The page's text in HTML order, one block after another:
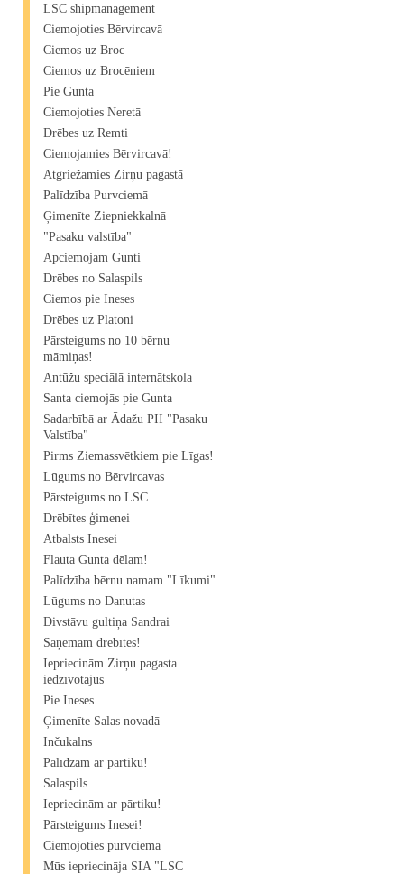
LSC shipmanagement
Ciemojoties Bērvircavā
Ciemos uz Broc
Ciemos uz Brocēniem
Pie Gunta
Ciemojoties Neretā
Drēbes uz Remti
Ciemojamies Bērvircavā!
Atgriežamies Zirņu pagastā
Palīdzība Purvciemā
Ģimenīte Ziepniekkalnā
"Pasaku valstība"
Apciemojam Gunti
Drēbes no Salaspils
Ciemos pie Ineses
Drēbes uz Platoni
Pārsteigums no 10 bērnu
māmiņas!
Antūžu speciālā internātskola
Santa ciemojās pie Gunta
Sadarbībā ar Ādažu PII "Pasaku
Valstība"
Pirms Ziemassvētkiem pie Līgas!
Lūgums no Bērvircavas
Pārsteigums no LSC
Drēbītes ģimenei
Atbalsts Inesei
Flauta Gunta dēlam!
Palīdzība bērnu namam "Līkumi"
Lūgums no Danutas
Divstāvu gultiņa Sandrai
Saņēmām drēbītes!
Iepriecinām Zirņu pagasta
iedzīvotājus
Pie Ineses
Ģimenīte Salas novadā
Inčukalns
Palīdzam ar pārtiku!
Salaspils
Iepriecinām ar pārtiku!
Pārsteigums Inesei!
Ciemojoties purvciemā
Mūs iepriecināja SIA "LSC